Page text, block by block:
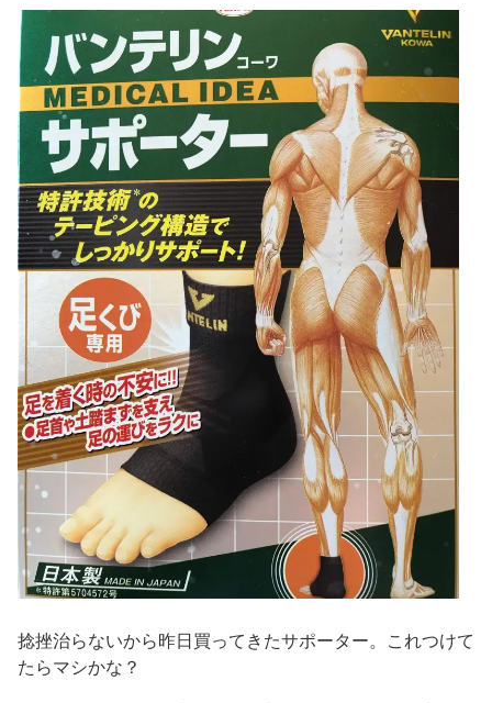
捻挫治らないから昨日買ってきたサポーター。これつけて
たらマシかな？